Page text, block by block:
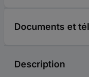
Documents et
Description